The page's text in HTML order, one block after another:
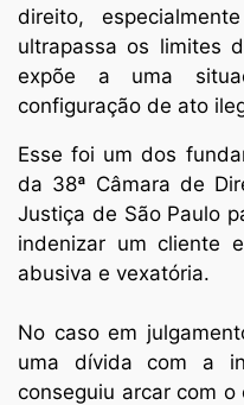
direito,
ultrapassa os limites
expõe a uma
configuração de ato
Esse foi um dos
da 38ª Câmara de
Justiça de São Paulo
indenizar um cliente
abusiva e vexatória.
No caso em
uma dívida com a
conseguiu arcar com